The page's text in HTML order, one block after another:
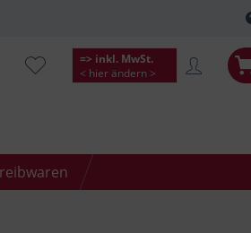
=> inkl. MwSt.
< hier ändern >